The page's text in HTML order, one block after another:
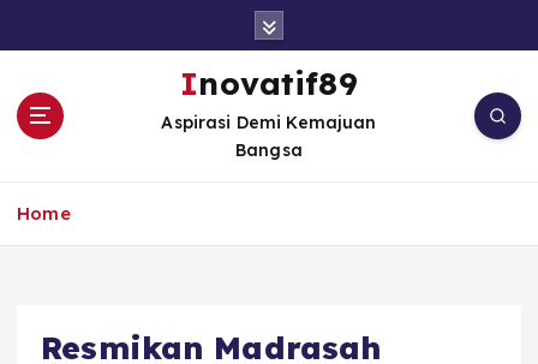
Inovatif89
Aspirasi Demi Kemajuan
Bangsa
Home
Resmikan Madrasah